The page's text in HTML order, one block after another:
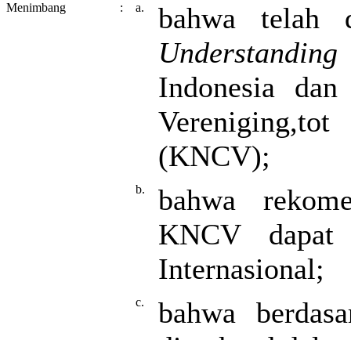
Menimbang : a.
bahwa telah
Understanding
Indonesia
(KNCV);
b.
bahwa
KNCV dapat
Internasional;
c.
bahwa